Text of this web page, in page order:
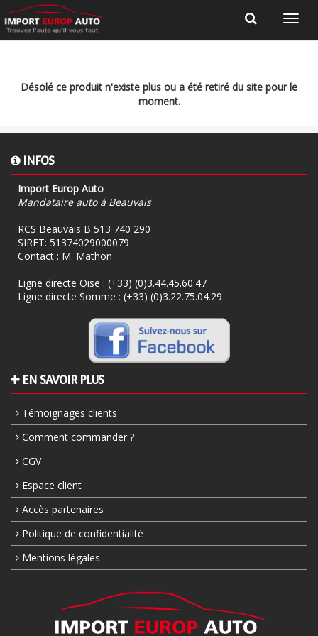
Désolé ce produit n'existe plus ou a été retiré du site pour le
moment.
INFOS
Import Europ Auto
Mandataire auto à Beauvais
RCS Beauvais B 513 740 290
SIRET: 51374029000079
Contact : M. Mathon
Ligne directe Oise : (+33) (0)3.44.45.60.47
Ligne directe Somme : (+33) (0)3.22.75.04.29
EN SAVOIR PLUS
Témoignages clients
Comment commander ?
CGV
Espace client
Accès partenaires
Politique de confidentialité
Mentions légales